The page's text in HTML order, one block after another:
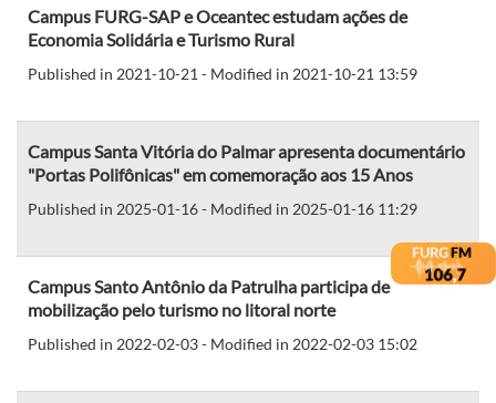
Campus FURG-SAP e Oceantec estudam ações de
Economia Solidária e Turismo Rural
Published in 2021-10-21 - Modified in 2021-10-21 13:59
Campus Santa Vitória do Palmar apresenta documentário
"Portas Polifônicas" em comemoração aos 15 Anos
Published in 2025-01-16 - Modified in 2025-01-16 11:29
Campus Santo Antônio da Patrulha participa de
mobilização pelo turismo no litoral norte
Published in 2022-02-03 - Modified in 2022-02-03 15:02